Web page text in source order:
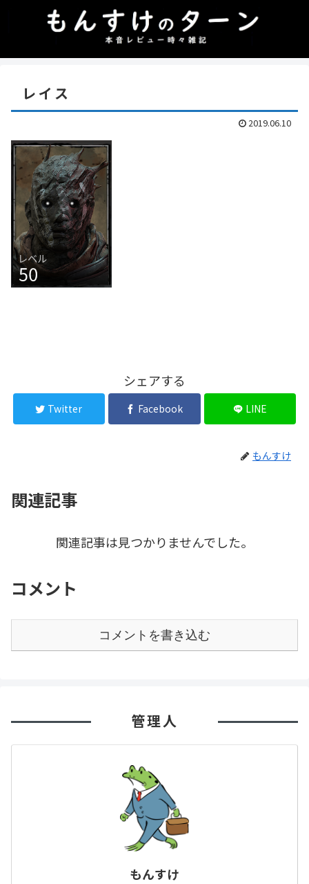
レイス
2019.06.10
シェアする
Twitter Facebook LINE
もんすけ
関連記事
関連記事は見つかりませんでした。
コメント
コメントを書き込む
管理人
もんすけ